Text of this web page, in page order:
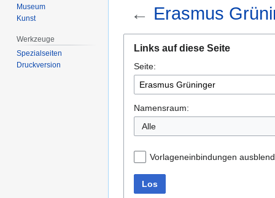
← Erasmus
Navigation
springen
Suche
springen
Links auf diese Seite
Seite:
Namensraum:
Alle
Vorlageneinbindungen
Los
Museum
Kunst
Werkzeuge
Spezialseiten
Druckversion